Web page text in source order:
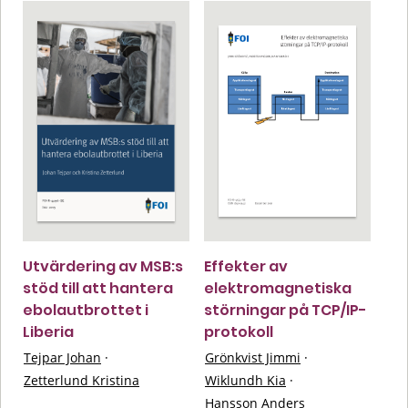
Utvärdering av MSB:s
stöd till att hantera
ebolautbrottet i
Liberia
Tejpar Johan ·
Zetterlund Kristina
Effekter av
elektromagnetiska
störningar på TCP/IP-
protokoll
Grönkvist Jimmi ·
Wiklundh Kia ·
Hansson Anders